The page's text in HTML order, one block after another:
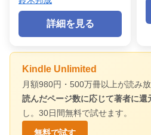
詳細を見る
Kindle Unlimited
月額980円・500万冊以上が読み放
読んだページ数に応じて著者に還
し。30日間無料で試せます。
無料で試す